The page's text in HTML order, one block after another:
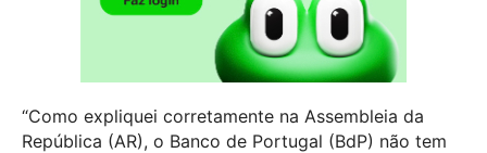
“Como expliquei corretamente na Assembleia da
República (AR), o Banco de Portugal (BdP) não tem